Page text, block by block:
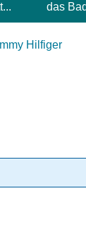
das
Hilfiger